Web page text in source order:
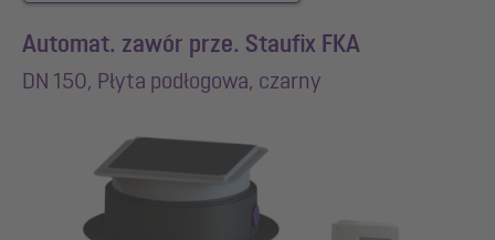
Automat. zawór prze. Staufix FKA
DN 150, Płyta podłogowa, czarny